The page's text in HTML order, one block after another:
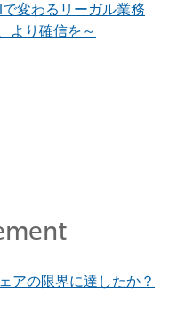
変わるリーガル業務
より確信を～